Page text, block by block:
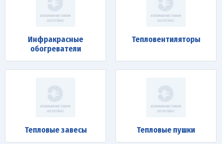
Инфракрасные
обогреватели
Тепловентиляторы
Тепловые завесы Тепловые пушки